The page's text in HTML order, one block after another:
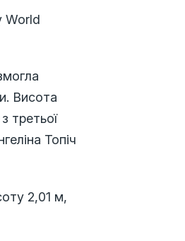
World
Висота
третьої
Топіч
2,01 м,